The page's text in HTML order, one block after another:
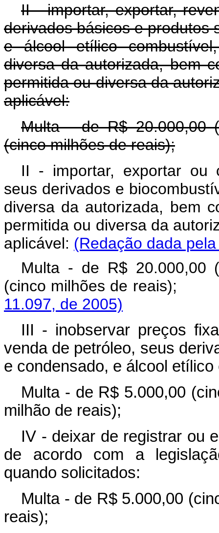
II - importar, exportar,
derivados básicos e produtos
e álcool etílico
diversa da autorizada, bem
permitida ou diversa da
aplicável:
Multa - de R$ 20.000,00
(cinco milhões de reais);
II - importar, exportar ou
seus derivados e
diversa da autorizada, bem
permitida ou diversa da
aplicável: (Redação dada
Multa - de R$ 20.000,00
(cinco milhões de
11.097, de 2005)
III - inobservar preços
venda de petróleo, seus
e condensado, e álcool
Multa - de R$ 5.000,00
milhão de reais);
IV - deixar de registrar ou
de acordo com a
quando solicitados:
Multa - de R$ 5.000,00
reais);